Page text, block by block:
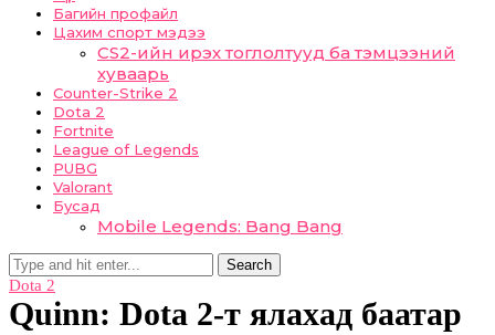
Багийн профайл
Цахим спорт мэдээ
CS2-ийн ирэх тоглолтууд ба тэмцээний
хуваарь
Counter-Strike 2
Dota 2
Fortnite
League of Legends
PUBG
Valorant
Бусад
Mobile Legends: Bang Bang
Search
Dota 2
Quinn: Dota 2-т ялахад баатар